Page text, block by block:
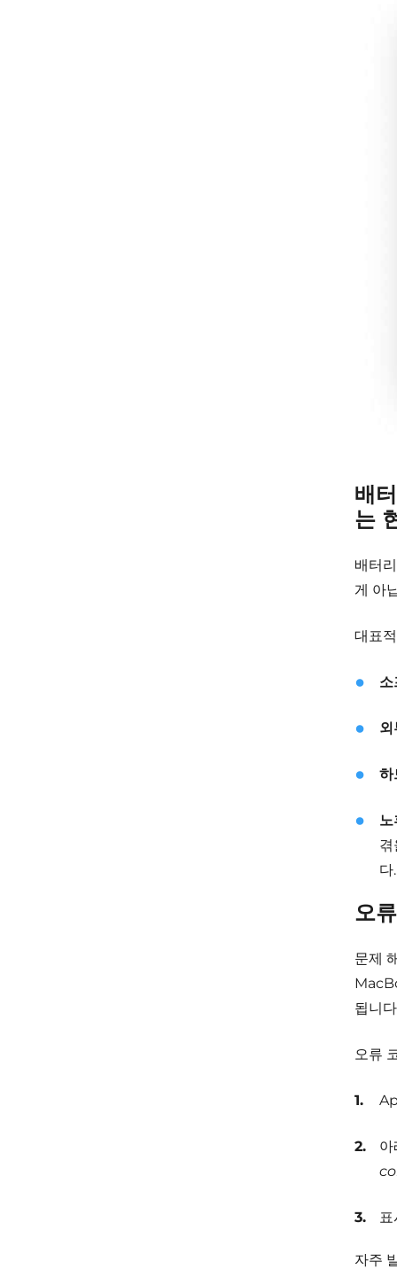
배
는
배터
게 아
대표
외
하
다.
오
문제
됩니
오류
아
자주